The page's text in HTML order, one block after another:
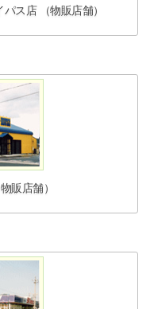
ス店 （物販店舗）
販店舗）